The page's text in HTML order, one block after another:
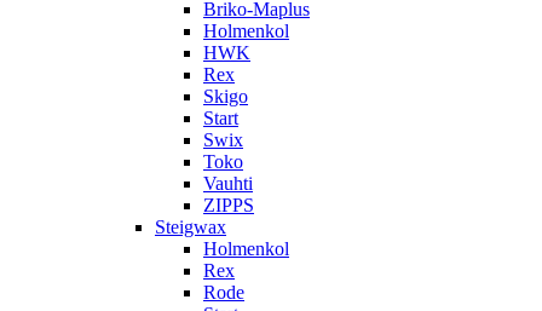
Briko-Maplus
Holmenkol
HWK
Rex
Skigo
Start
Swix
Toko
Vauhti
ZIPPS
Steigwax
Holmenkol
Rex
Rode